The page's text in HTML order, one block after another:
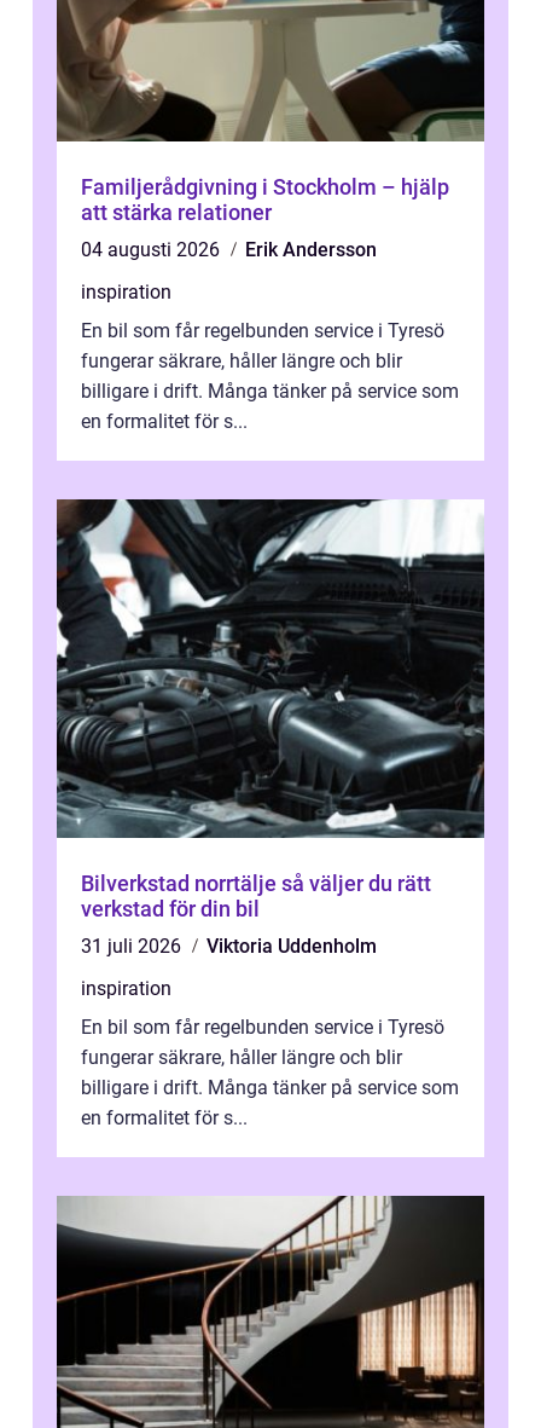
Familjerådgivning i Stockholm – hjälp
att stärka relationer
04 augusti 2026
Erik Andersson
inspiration
En bil som får regelbunden service i Tyresö
fungerar säkrare, håller längre och blir
billigare i drift. Många tänker på service som
en formalitet för s...
Bilverkstad norrtälje så väljer du rätt
verkstad för din bil
31 juli 2026
Viktoria Uddenholm
inspiration
En bil som får regelbunden service i Tyresö
fungerar säkrare, håller längre och blir
billigare i drift. Många tänker på service som
en formalitet för s...